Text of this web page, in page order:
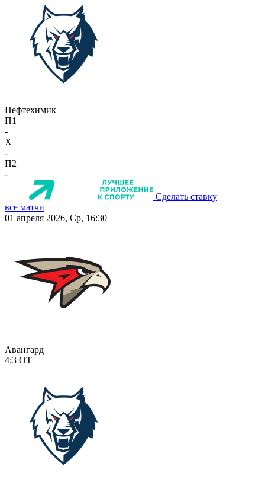
Нефтехимик
П1
-
X
-
П2
-
Сделать ставку
все матчи
01 апреля 2026, Ср, 16:30
Авангард
4:3 ОТ